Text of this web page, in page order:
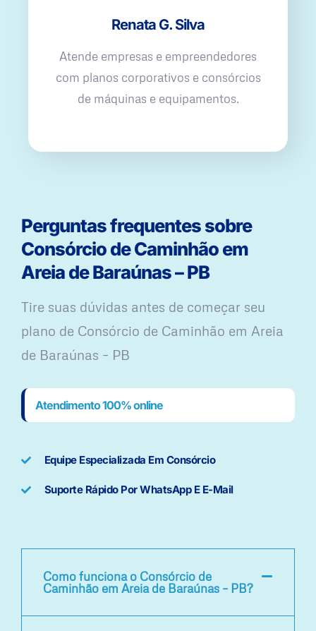
Renata G. Silva
Atende empresas e empreendedores
com planos corporativos e consórcios
de máquinas e equipamentos.
Perguntas frequentes sobre
Consórcio de Caminhão em
Areia de Baraúnas – PB
Tire suas dúvidas antes de começar seu
plano ​de Consórcio de Caminhão em Areia
de Baraúnas – PB
Atendimento 100% online
Equipe Especializada Em Consórcio
Suporte Rápido Por WhatsApp E E-Mail
Como funciona o Consórcio de
Caminhão em Areia de Baraúnas – PB?